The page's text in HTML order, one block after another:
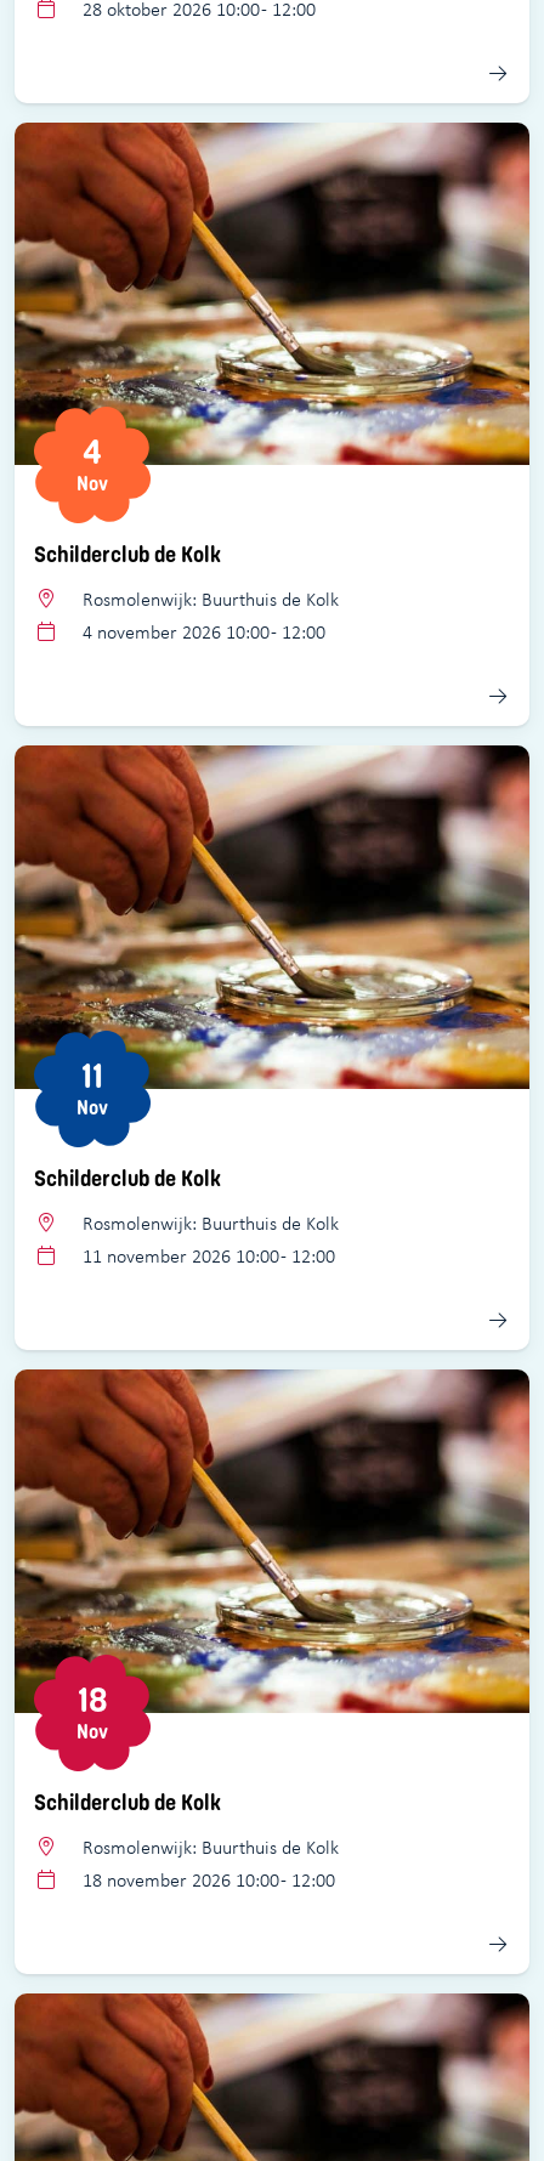
28 oktober 2026 10:00 - 12:00
Schilderclub de Kolk
4
Nov
Rosmolenwijk: Buurthuis de Kolk
4 november 2026 10:00 - 12:00
Schilderclub de Kolk
11
Nov
Rosmolenwijk: Buurthuis de Kolk
11 november 2026 10:00 - 12:00
Schilderclub de Kolk
18
Nov
Rosmolenwijk: Buurthuis de Kolk
18 november 2026 10:00 - 12:00